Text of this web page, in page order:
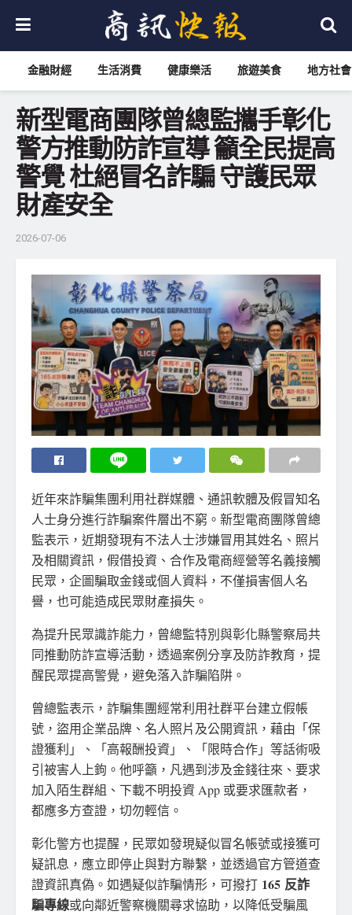
金融財經 生活消費 健康樂活 旅遊美食 地方社會
新型電商團隊曾總監攜手彰化
警方推動防詐宣導 籲全民提高
警覺 杜絕冒名詐騙 守護民眾
財產安全
2026-07-06
近年來詐騙集團利用社群媒體、通訊軟體及假冒知名
人士身分進行詐騙案件層出不窮。新型電商團隊曾總
監表示，近期發現有不法人士涉嫌冒用其姓名、照片
及相關資訊，假借投資、合作及電商經營等名義接觸
民眾，企圖騙取金錢或個人資料，不僅損害個人名
譽，也可能造成民眾財產損失。
為提升民眾識詐能力，曾總監特別與彰化縣警察局共
同推動防詐宣導活動，透過案例分享及防詐教育，提
醒民眾提高警覺，避免落入詐騙陷阱。
曾總監表示，詐騙集團經常利用社群平台建立假帳
號，盜用企業品牌、名人照片及公開資訊，藉由「保
證獲利」、「高報酬投資」、「限時合作」等話術吸
引被害人上鉤。他呼籲，凡遇到涉及金錢往來、要求
加入陌生群組、下載不明投資 App 或要求匯款者，
都應多方查證，切勿輕信。
彰化警方也提醒，民眾如發現疑似冒名帳號或接獲可
疑訊息，應立即停止與對方聯繫，並透過官方管道查
證資訊真偽。如遇疑似詐騙情形，可撥打 165 反詐
騙專線或向鄰近警察機關尋求協助，以降低受騙風